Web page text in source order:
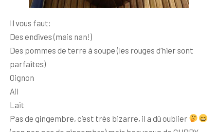
Il vous faut:
Des endives (mais nan!)
Des pommes de terre à soupe (les rouges d’hier sont
parfaites)
Oignon
Ail
Lait
Pas de gingembre, c’est très bizarre, il a dû oublier